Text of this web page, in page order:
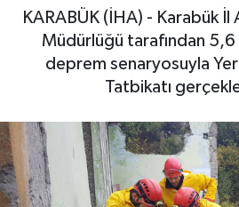
KARABÜK (İHA) - Karabük
Müdürlüğü tarafından
deprem senaryosuyla
Tatbikatı